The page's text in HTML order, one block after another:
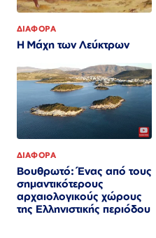
ΔΙΑΦΟΡΑ
Η Μάχη των Λεύκτρων
ΔΙΑΦΟΡΑ
Βουθρωτό: Ένας από τους
σημαντικότερους
αρχαιολογικούς χώρους
της Ελληνιστικής περιόδου